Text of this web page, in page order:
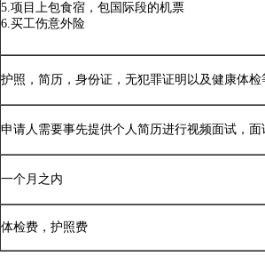
5.项目上包食宿，包国际段的机票
6.买工伤意外险
护照，简历，身份证，无犯罪证明以及健康体检
申请人需要事先提供个人简历进行视频面试，面
一个月之内
体检费，护照费